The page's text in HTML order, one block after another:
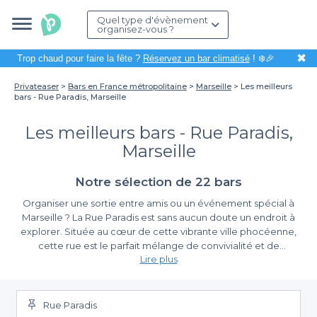
Quel type d'évènement
organisez-vous ?
Trop chaud pour faire la fête ? Réservez un bar climatisé! ❄️🎉 ✖
Privateaser Bars en France métropolitaine Marseille
Les meilleurs
bars - Rue Paradis, Marseille
Les meilleurs bars - Rue Paradis,
Marseille
Notre sélection de 22 bars
Organiser une sortie entre amis ou un événement spécial à
Marseille ? La Rue Paradis est sans aucun doute un endroit à
explorer. Située au cœur de cette vibrante ville phocéenne,
cette rue est le parfait mélange de convivialité et de
découvertes gustatives. Que ce soit pour un apéritif en terrasse,
journée de visites, les bars de la Rue Paradis vous accueillent
dans une ambiance chaleureuse et dynamique.
Réservez facilement avec Privateaser
Avec Privateaser, organiser votre sortie devient un jeu d'enfant.
Lire plus
Rue Paradis